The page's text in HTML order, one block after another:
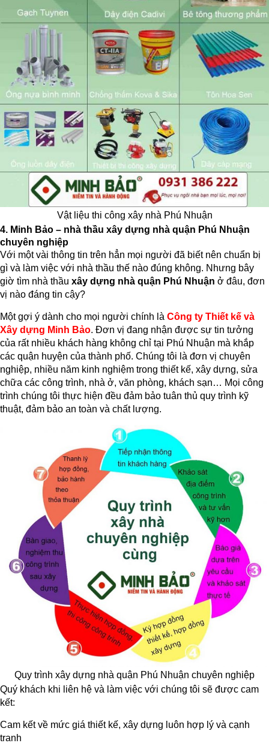
Vật liệu thi công xây nhà Phú Nhuận
4. Minh Bảo – nhà thầu xây dựng nhà quận Phú Nhuận
chuyên nghiệp
Với một vài thông tin trên hẳn mọi người đã biết nên chuẩn bị
gì và làm việc với nhà thầu thế nào đúng không. Nhưng bây
giờ tìm nhà thầu xây dựng nhà quận Phú Nhuận ở đâu, đơn
vị nào đáng tin cậy?
Một gợi ý dành cho mọi người chính là Công ty Thiết kế và
Xây dựng Minh Bảo. Đơn vị đang nhận được sự tin tưởng
của rất nhiều khách hàng không chỉ tại Phú Nhuận mà khắp
các quận huyện của thành phố. Chúng tôi là đơn vị chuyên
nghiệp, nhiều năm kinh nghiệm trong thiết kế, xây dựng, sửa
chữa các công trình, nhà ở, văn phòng, khách sạn… Mọi công
trình chúng tôi thực hiện đều đảm bảo tuân thủ quy trình kỹ
thuật, đảm bảo an toàn và chất lượng.
Quy trình xây dựng nhà quận Phú Nhuận chuyên nghiệp
Quý khách khi liên hệ và làm việc với chúng tôi sẽ được cam
kết:
Cam kết về mức giá thiết kế, xây dựng luôn hợp lý và cạnh
tranh